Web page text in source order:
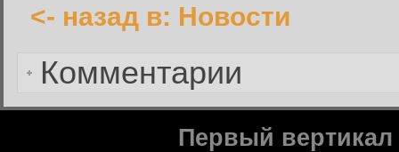
<- назад в: Новости
Комментарии
Вернуться к форме входа в
Первый вертикал